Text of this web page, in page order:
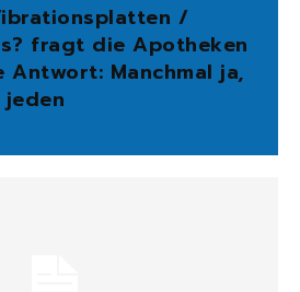
/
fragt die Apotheken
Antwort: Manchmal ja,